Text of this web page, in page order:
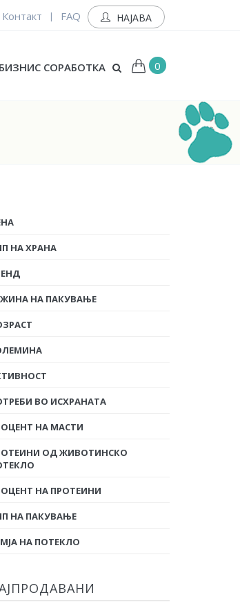
Контакт | FAQ НАЈАВА
БИЗНИС СОРАБОТКА 0
НА ХРАНА
НА ПАКУВАЊЕ
ВО ИСХРАНАТА
НА МАСТИ
ОД ЖИВОТИНСКО
НА ПРОТЕИНИ
НА ПАКУВАЊЕ
НА ПОТЕКЛО